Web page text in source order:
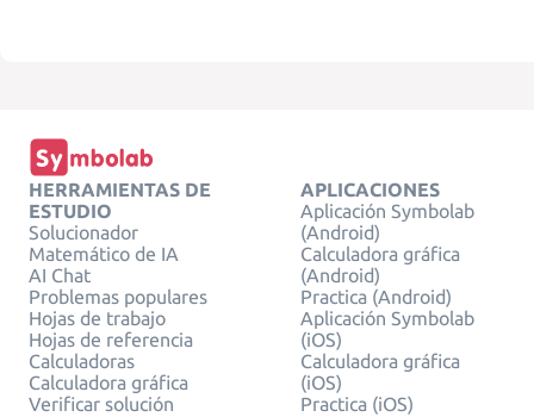
HERRAMIENTAS DE
ESTUDIO
Solucionador
Matemático de IA
AI Chat
Problemas populares
Hojas de trabajo
Hojas de referencia
Calculadoras
Calculadora gráfica
Verificar solución
APLICACIONES
Aplicación Symbolab
(Android)
Calculadora gráfica
(Android)
Practica (Android)
Aplicación Symbolab
(iOS)
Calculadora gráfica
(iOS)
Practica (iOS)